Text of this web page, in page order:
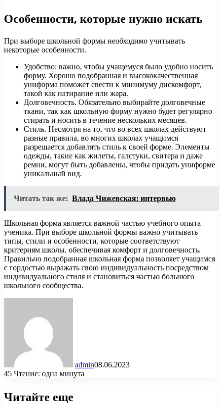
Особенности, которые нужно искать
При выборе школьной формы необходимо учитывать
некоторые особенности.
Удобство: важно, чтобы учащемуся было удобно носить
форму. Хорошо подобранная и высококачественная
униформа поможет свести к минимуму дискомфорт,
такой как натирание или жара.
Долговечность. Обязательно выбирайте долговечные
ткани, так как школьную форму нужно будет регулярно
стирать и носить в течение нескольких месяцев.
Стиль. Несмотря на то, что во всех школах действуют
разные правила, во многих школах учащимся
разрешается добавлять стиль к своей форме. Элементы
одежды, такие как жилеты, галстуки, свитера и даже
ремни, могут быть добавлены, чтобы придать униформе
уникальный вид.
Читать так же: Влада Чижевская: интервью
Школьная форма является важной частью учебного опыта
ученика. При выборе школьной формы важно учитывать
типы, стили и особенности, которые соответствуют
критериям школы, обеспечивая комфорт и долговечность.
Правильно подобранная школьная форма позволяет учащимся
с гордостью выражать свою индивидуальность посредством
индивидуального стиля и становиться частью большого
школьного сообщества.
admin08.06.2023
45 Чтение: одна минута
Читайте еще